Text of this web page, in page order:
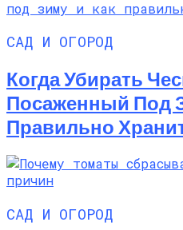
САД И ОГОРОД
Когда Убирать
Посаженный Под
Правильно
САД И ОГОРОД